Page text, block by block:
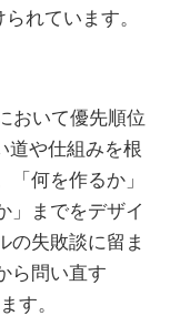
れています。
おいて優先順位
道や仕組みを根
何を作るか」
」までをデザイ
の失敗談に留ま
ら問い直す
す。